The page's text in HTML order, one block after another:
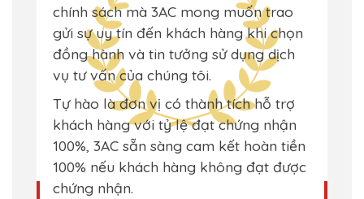
chính sách mà 3AC mong muốn trao
gửi sự uy tín đến khách hàng khi chọn
đồng hành và tin tưởng sử dụng dịch
vụ tư vấn của chúng tôi.
Tự hào là đơn vị có thành tích hỗ trợ
khách hàng với tỷ lệ đạt chứng nhận
100%, 3AC sẵn sàng cam kết hoàn tiền
100% nếu khách hàng không đạt được
chứng nhận.